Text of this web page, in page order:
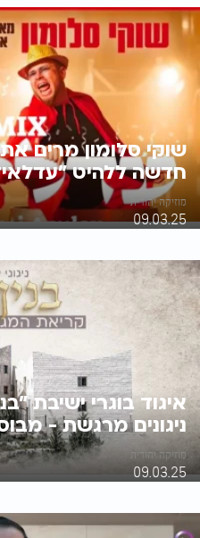
שוקי סלומון מרים
חדשה ללהיט
מוזיקה יהודית
09.03.25
איגוד בוגרי ישיבת
ניגונים מרגשת -
מוזיקה יהודית
09.03.25